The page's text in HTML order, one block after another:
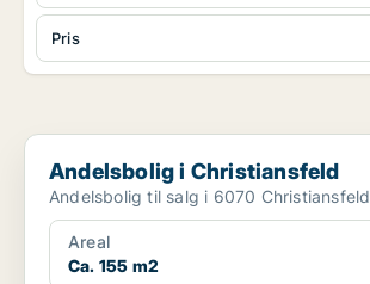
Pris
Andelsbolig i Christiansfeld
Andelsbolig i Christiansfeld
Andelsbolig til salg i 6070 Christiansfeld
Areal
Ca. 155 m2